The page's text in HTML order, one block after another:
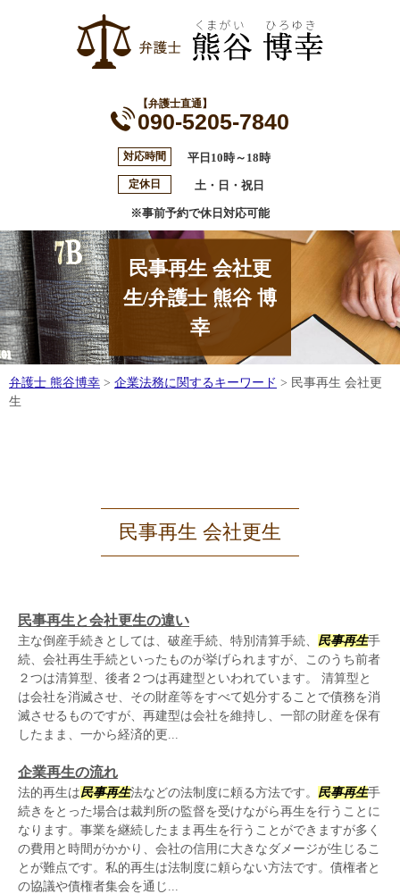
【弁護士直通】
090-5205-7840
対応時間 平日10時～18時
定休日 土・日・祝日
※事前予約で休日対応可能
民事再生 会社更
生/弁護士 熊谷 博
幸
弁護士 熊谷博幸 > 企業法務に関するキーワード > 民事再生 会社更
生
民事再生 会社更生
民事再生と会社更生の違い
主な倒産手続きとしては、破産手続、特別清算手続、 民事再生手
続、会社再生手続といったものが挙げられますが、このうち前者
２つは清算型、後者２つは再建型といわれています。 清算型と
は会社を消滅させ、その財産等をすべて処分することで債務を消
滅させるものですが、再建型は会社を維持し、一部の財産を保有
したまま、一から経済的更...
企業再生の流れ
法的再生は民事再生法などの法制度に頼る方法です。 民事再生手
続きをとった場合は裁判所の監督を受けながら再生を行うことに
なります。事業を継続したまま再生を行うことができますが多く
の費用と時間がかかり、会社の信用に大きなダメージが生じるこ
とが難点です。私的再生は法制度に頼らない方法です。債権者と
の協議や債権者集会を通じ...